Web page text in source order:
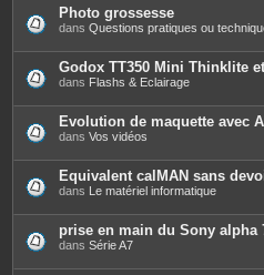
Photo grossesse
dans Questions pratiques ou
Godox TT350 Mini Thinklite
dans Flashs & Eclairage
Evolution de maquette avec
dans Vos vidéos
Equivalent calMAN sans
dans Le matériel informatique
prise en main du Sony alpha
dans Série A7